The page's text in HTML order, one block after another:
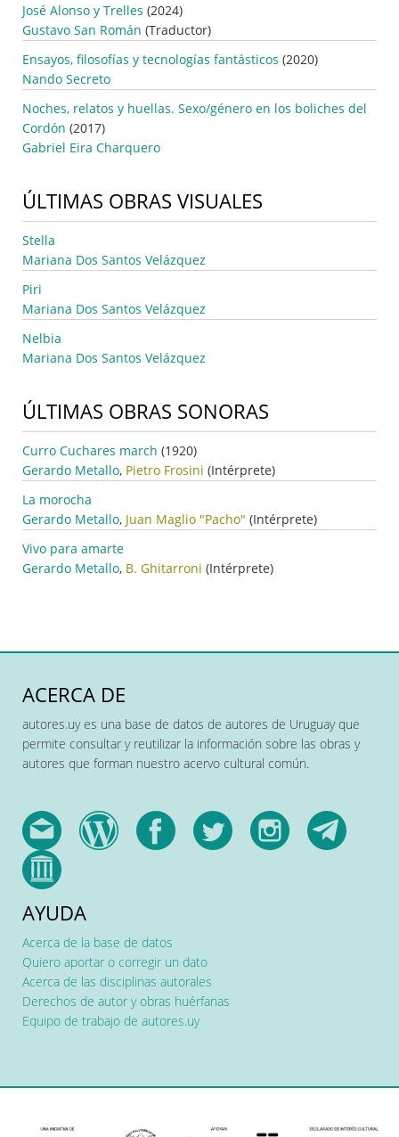
José Alonso y Trelles (2024)
Gustavo San Román (Traductor)
Ensayos, filosofías y tecnologías fantásticos (2020)
Nando Secreto
Noches, relatos y huellas. Sexo/género en los boliches del
Cordón (2017)
Gabriel Eira Charquero
ÚLTIMAS OBRAS VISUALES
Stella
Mariana Dos Santos Velázquez
Piri
Mariana Dos Santos Velázquez
Nelbia
Mariana Dos Santos Velázquez
ÚLTIMAS OBRAS SONORAS
Curro Cuchares march (1920)
Gerardo Metallo, Pietro Frosini (Intérprete)
La morocha
Gerardo Metallo, Juan Maglio "Pacho" (Intérprete)
Vivo para amarte
Gerardo Metallo, B. Ghitarroni (Intérprete)
ACERCA DE
autores.uy es una base de datos de autores de Uruguay que
permite consultar y reutilizar la información sobre las obras y
autores que forman nuestro acervo cultural común.
AYUDA
Acerca de la base de datos
Quiero aportar o corregir un dato
Acerca de las disciplinas autorales
Derechos de autor y obras huérfanas
Equipo de trabajo de autores.uy